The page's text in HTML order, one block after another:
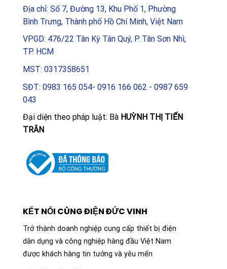
ích bền vững cho người sử dụng. Đây chính là lựa chọn
hàng đầu cho những ai đang tìm kiếm sự chuyên
nghiệp, thông minh và hiệu quả trong chiếu sáng công
trình.
Địa chỉ: Số 7, Đường 13, Khu Phố 1, Phường
Bình Trưng, Thành phố Hồ Chí Minh, Việt Nam
VPGD: 476/22 Tân Kỳ Tân Quý, P. Tân Sơn Nhì,
TP. HCM
MST: 0317358651
SĐT: 0983 165 054- 0916 166 062 - 0987 659
043
Đại diện theo pháp luật: Bà HUỲNH THỊ TIẾN
TRÂN
KẾT NỐI CÙNG ĐIỆN ĐỨC VINH
Trở thành doanh nghiệp cung cấp thiết bị điện
dân dụng và công nghiệp hàng đầu Việt Nam
được khách hàng tin tưởng và yêu mến